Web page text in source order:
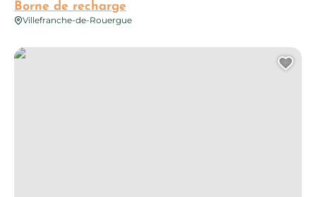
Borne de recharge
Villefranche-de-Rouergue
Borne de recharge